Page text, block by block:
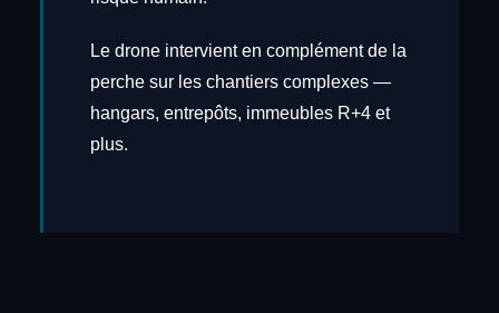
Le drone intervient en complément de la
perche sur les chantiers complexes —
hangars, entrepôts, immeubles R+4 et
plus.